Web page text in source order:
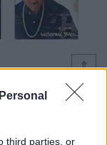
third parties, or
⇑